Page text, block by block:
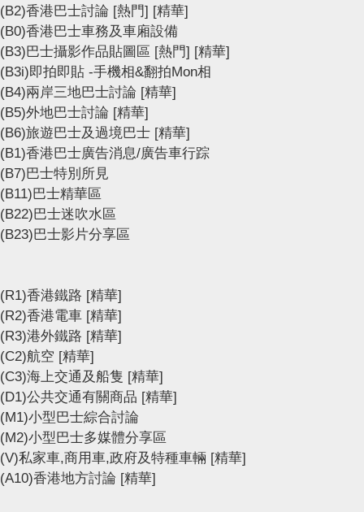
(B2)香港巴士討論 [熱門] [精華]
(B0)香港巴士車務及車廂設備
(B3)巴士攝影作品貼圖區 [熱門] [精華]
(B3i)即拍即貼 -手機相&翻拍Mon相
(B4)兩岸三地巴士討論 [精華]
(B5)外地巴士討論 [精華]
(B6)旅遊巴士及過境巴士 [精華]
(B1)香港巴士廣告消息/廣告車行踪
(B7)巴士特別所見
(B11)巴士精華區
(B22)巴士迷吹水區
(B23)巴士影片分享區
(R1)香港鐵路 [精華]
(R2)香港電車 [精華]
(R3)港外鐵路 [精華]
(C2)航空 [精華]
(C3)海上交通及船隻 [精華]
(D1)公共交通有關商品 [精華]
(M1)小型巴士綜合討論
(M2)小型巴士多媒體分享區
(V)私家車,商用車,政府及特種車輛 [精華]
(A10)香港地方討論 [精華]